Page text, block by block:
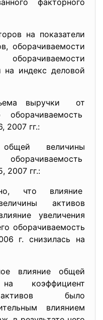
факторного
на показатели
оборачиваемости
на индекс деловой
выручки от
2007 гг.:
величины
2007 гг.:
что влияние
активов
увеличения
оборачиваемость
г. снизилась на
влияние общей
коэффициент
активов было
влиянием